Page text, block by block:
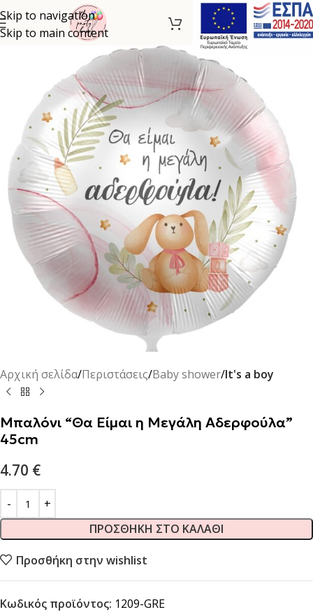
Skip to navigation
Skip to main content
Αρχική σελίδα Περιστάσεις Baby shower It's a boy
Μπαλόνι “Θα Είμαι η Μεγάλη Αδερφούλα”
45cm
4.70 €
ΠΡΟΣΘΉΚΗ ΣΤΟ ΚΑΛΆΘΙ
Προσθήκη στην wishlist
Κωδικός προϊόντος: 1209-GRE